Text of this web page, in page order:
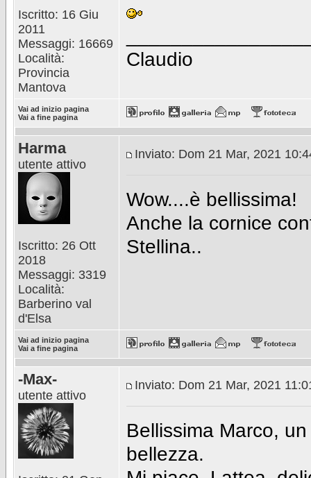
Iscritto: 16 Giu
2011
Messaggi: 16669
Località:
Provincia
Mantova
Claudio
Vai ad inizio pagina
Vai a fine pagina
Harma
utente attivo
Iscritto: 26 Ott
2018
Messaggi: 3319
Località:
Barberino val
d'Elsa
Inviato: Dom 21 Mar, 2021
Wow....è bellissima!
Anche la cornice
Stellina..
Vai ad inizio pagina
Vai a fine pagina
-Max-
utente attivo
Inviato: Dom 21 Mar, 2021
Bellissima Marco,
bellezza.